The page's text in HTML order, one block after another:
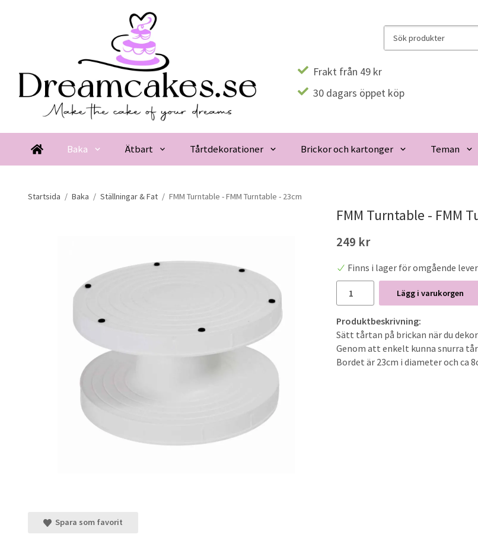
Frakt från 49 kr
30 dagars öppet köp
Baka Ätbart Tårtdekorationer Brickor och kartonger Teman
Startsida / Baka / Ställningar & Fat / FMM Turntable - FMM Turntable - 23cm
FMM Turntable - FMM
249 kr
Finns i lager för omgående
Lägg i varukorgen
Produktbeskrivning:
Sätt tårtan på brickan när du
Genom att enkelt kunna snurra
Bordet är 23cm i diameter och ca
Spara som favorit